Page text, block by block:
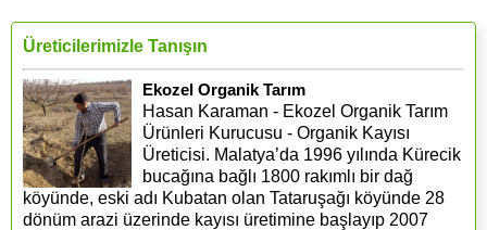
Üreticilerimizle Tanışın
Ekozel Organik Tarım
Hasan Karaman - Ekozel Organik Tarım
Ürünleri Kurucusu - Organik Kayısı
Üreticisi. Malatya’da 1996 yılında Kürecik
bucağına bağlı 1800 rakımlı bir dağ
köyünde, eski adı Kubatan olan Tataruşağı köyünde 28
dönüm arazi üzerinde kayısı üretimine başlayıp 2007